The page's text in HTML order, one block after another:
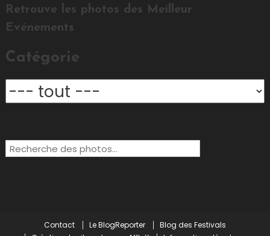
Retrouve les photos des Meilleur
Evénements
Catégorie
Rechercher:
Contact Le BlogReporter
Blog des Festivals